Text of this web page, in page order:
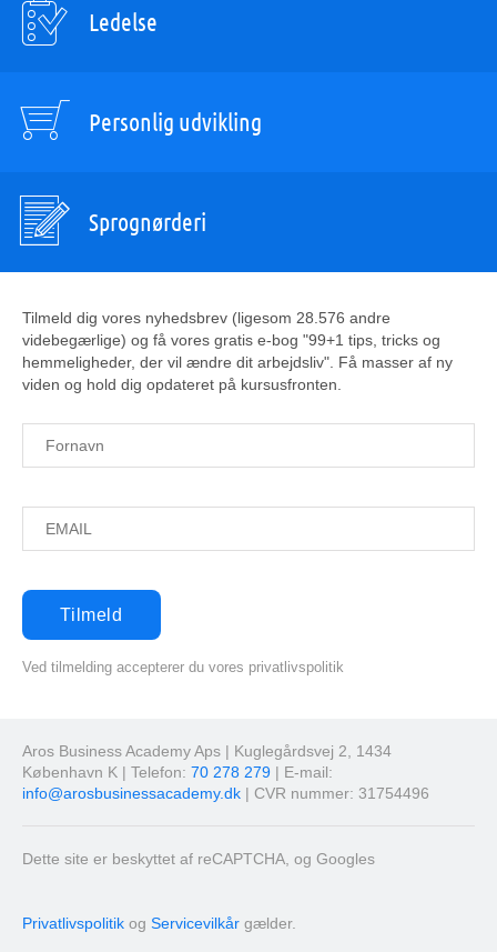
Ledelse
Personlig udvikling
Sprognørderi
Tilmeld dig vores nyhedsbrev (ligesom 28.576 andre
videbegærlige) og få vores gratis e-bog "99+1 tips, tricks og
hemmeligheder, der vil ændre dit arbejdsliv". Få masser af ny
viden og hold dig opdateret på kursusfronten.
Ved tilmelding accepterer du vores privatlivspolitik
Aros Business Academy Aps | Kuglegårdsvej 2, 1434
København K | Telefon: 70 278 279 | E-mail:
info@arosbusinessacademy.dk | CVR nummer: 31754496
Dette site er beskyttet af reCAPTCHA, og Googles
Privatlivspolitik og Servicevilkår gælder.